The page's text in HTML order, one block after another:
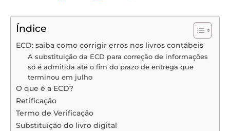
Índice
ECD: saiba como corrigir erros nos livros contábeis
A substituição da ECD para correção de informações
só é admitida até o fim do prazo de entrega que
terminou em julho
O que é a ECD?
Retificação
Termo de Verificação
Substituição do livro digital